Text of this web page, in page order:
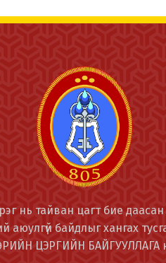
нь тайван цагт бие даасан
аюулгүй байдлыг хангах
ЦЭРГИЙН БАЙГУУЛЛАГА